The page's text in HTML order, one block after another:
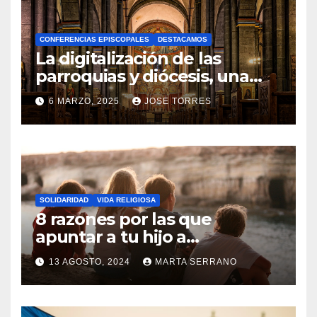
H
A
Y
C
O
M
N
T
A
R
I
O
S
CONFERENCIAS EPISCOPALES DESTACAMOS
La digitalización de las
parroquias y diócesis, una
realidad ya para el futuro de
la Iglesia
6 MARZO, 2025 JOSE TORRES
N
O
H
A
Y
SOLIDARIDAD VIDA RELIGIOSA
8 razones por las que
apuntar a tu hijo a
Catequesis
13 AGOSTO, 2024 MARTA SERRANO
N
O